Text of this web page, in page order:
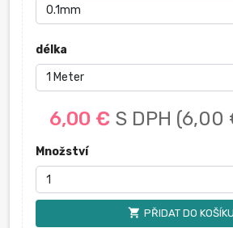
délka
6,00 € S DPH (6,00
Množství
shopping_cart PŘIDAT DO KOŠÍKU